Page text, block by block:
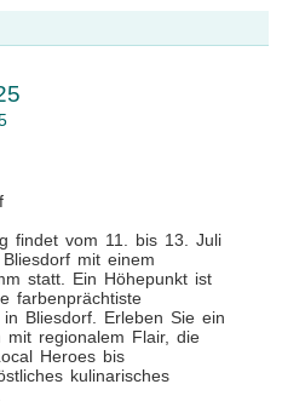
findet vom 11. bis 13. Juli
mit einem
statt. Ein Höhepunkt ist
farbenprächtiste
Bliesdorf. Erleben Sie ein
mit regionalem Flair, die
Heroes bis
kulinarisches